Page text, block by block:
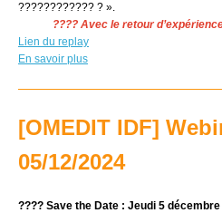
???????????? ? ».
???? Avec le retour
Lien du replay
En savoir plus
[OMEDIT IDF]
05/12/2024
???? Save the Date : Jeudi 5